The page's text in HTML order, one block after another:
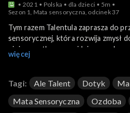
2021 Polska dla dzieci
5m
Sezon 1, Mata sensoryczna, odcinek 37
Tym razem Talentula zaprasza do
sensorycznej, która rozwija zmysł
niej wszystko co znajdziemy w
torby, futerka albo makaronu. Bez
więcej
Tagi: Ale Talent Dotyk
Mata Sensoryczna
Ozdoba